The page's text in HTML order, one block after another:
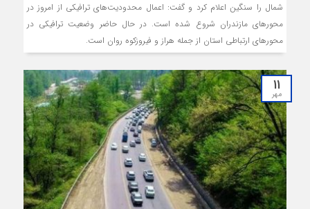
شمال را سنگین اعلام کرد و گفت: اعمال محدودیت‌های ترافیکی از امروز در
محورهای مازندران شروع شده است. در حال حاضر وضعیت ترافیکی در
محورهای ارتباطی استان از جمله هراز و فیروزکوه روان است.
11
مهر